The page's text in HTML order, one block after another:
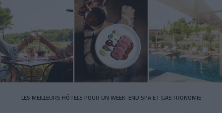
LES MEILLEURS HÔTELS POUR UN WEEK-END SPA ET GASTRONOMIE